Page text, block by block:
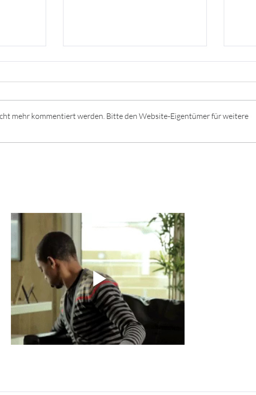
Taxfix-Webinar: Erfahre
mehr kommentiert werden. Bitte den Website-Eigentümer für weitere